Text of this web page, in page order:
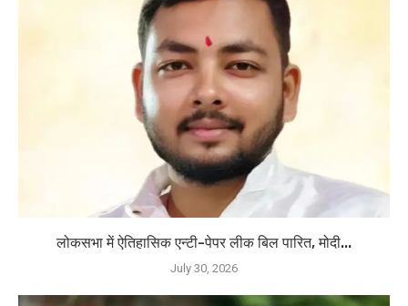
लोकसभा में ऐतिहासिक एन्टी-पेपर लीक बिल पारित, मोदी...
July 30, 2026